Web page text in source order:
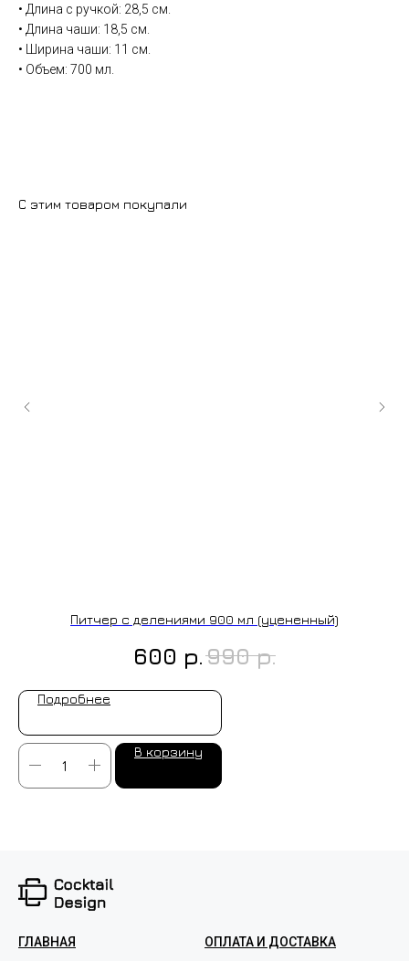
• Длина с ручкой: 28,5 см.
• Длина чаши: 18,5 см.
• Ширина чаши: 11 см.
• Объем: 700 мл.
С этим товаром покупали
Питчер с делениями 900 мл (уцененный)
600 р.990 р.
Подробнее
В корзину
ГЛАВНАЯ
ОПЛАТА И ДОСТАВКА